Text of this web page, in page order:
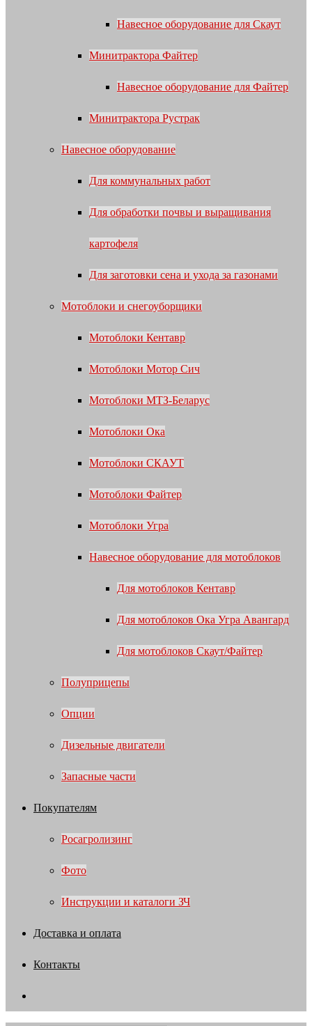
Навесное оборудование для Скаут
Минитрактора Файтер
Навесное оборудование для Файтер
Минитрактора Рустрак
Навесное оборудование
Для коммунальных работ
Для обработки почвы и выращивания
картофеля
Для заготовки сена и ухода за газонами
Мотоблоки и снегоуборщики
Мотоблоки Кентавр
Мотоблоки Мотор Сич
Мотоблоки МТЗ-Беларус
Мотоблоки Ока
Мотоблоки СКАУТ
Мотоблоки Файтер
Мотоблоки Угра
Навесное оборудование для мотоблоков
Для мотоблоков Кентавр
Для мотоблоков Ока Угра Авангард
Для мотоблоков Скаут/Файтер
Полуприцепы
Опции
Дизельные двигатели
Запасные части
Покупателям
Росагролизинг
Фото
Инструкции и каталоги ЗЧ
Доставка и оплата
Контакты